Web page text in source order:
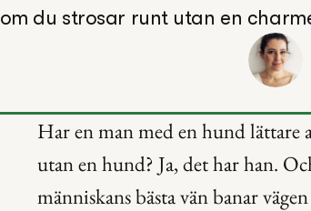
om du strosar runt utan en
Har en man med en hund lättare
utan en hund? Ja, det har han.
människans bästa vän banar